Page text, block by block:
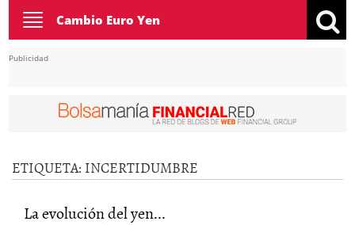
Toggle
navigation
Cambio Euro Yen
Publicidad
ETIQUETA: INCERTIDUMBRE
La evolución del yen...